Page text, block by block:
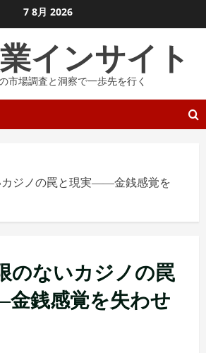
7 8月 2026
インサイト
市場調査と洞察で一歩先を行く
カジノの罠と現実――金銭感覚を
のないカジノの罠
銭感覚を失わせ